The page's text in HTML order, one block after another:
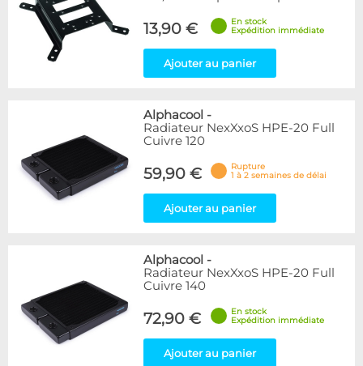
13,90 €
En stock
Expédition immédiate
Ajouter au panier
Alphacool -
Radiateur NexXxoS HPE-20 Full
Cuivre 120
59,90 €
Rupture
1 à 2 semaines de délai
Ajouter au panier
Alphacool -
Radiateur NexXxoS HPE-20 Full
Cuivre 140
72,90 €
En stock
Expédition immédiate
Ajouter au panier